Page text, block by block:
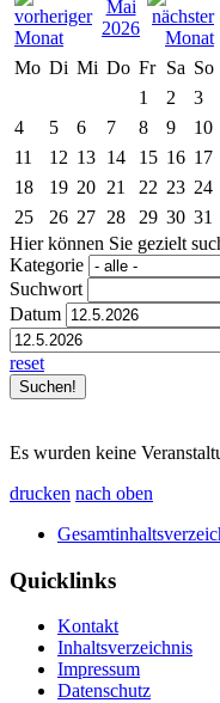
Mai
2026
Mo Di Mi Do Fr Sa So
1
2
3
4
5 6 7 8 9
10
11
12 13 14 15 16 17
18
19 20 21 22 23 24
25
26 27 28 29 30 31
Hier können Sie gezielt
Kategorie
Suchwort
Datum
reset
Es wurden keine
drucken nach oben
Quicklinks
Kontakt
Inhaltsverzeichnis
Impressum
Datenschutz